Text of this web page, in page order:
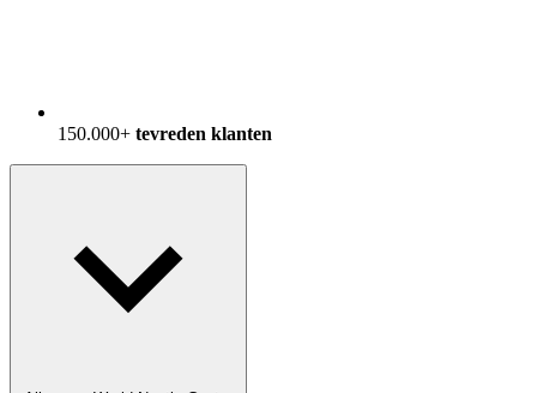
150.000+ tevreden klanten